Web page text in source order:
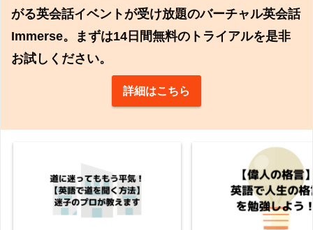
がる英会話イベントが受け放題のバーチャル英会話
Immerse。まずは14日間無料のトライアルを是非
お試しください。
詳細はこちら